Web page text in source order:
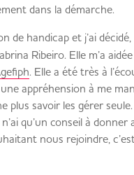
dans la démarche.
handicap et j’ai
Ribeiro. Elle m’a
. Elle a été très à
appréhension à me
plus savoir les gérer
qu’un conseil à
nous rejoindre,